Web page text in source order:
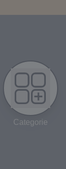
Categorie